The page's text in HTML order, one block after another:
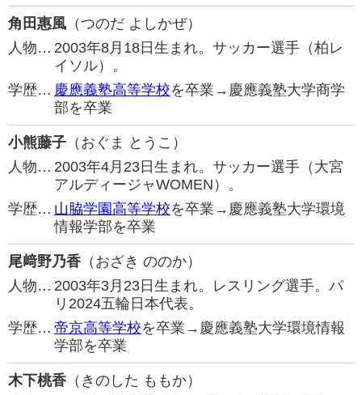
角田惠風 （つのだ よしかぜ）
人物… 2003年8月18日生まれ。サッカー選手（柏レ
イソル）。
学歴… 慶應義塾高等学校を卒業→慶應義塾大学商学
部を卒業
小熊藤子 （おぐま とうこ）
人物… 2003年4月23日生まれ。サッカー選手（大宮
アルディージャWOMEN）。
学歴… 山脇学園高等学校を卒業→慶應義塾大学環境
情報学部を卒業
尾﨑野乃香 （おざき ののか）
人物… 2003年3月23日生まれ。レスリング選手。パ
リ2024五輪日本代表。
学歴… 帝京高等学校を卒業→慶應義塾大学環境情報
学部を卒業
木下桃香 （きのした ももか）